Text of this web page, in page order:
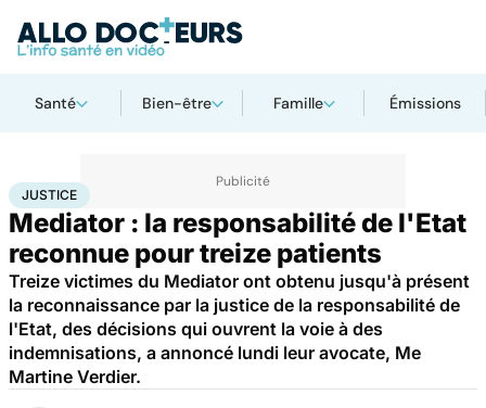
Santé Bien-être Famille Émissions
AccueilSanté Justice
JUSTICE
Mediator : la responsabilité de l'Etat
reconnue pour treize patients
Treize victimes du Mediator ont obtenu jusqu'à présent
la reconnaissance par la justice de la responsabilité de
l'Etat, des décisions qui ouvrent la voie à des
indemnisations, a annoncé lundi leur avocate, Me
Martine Verdier.